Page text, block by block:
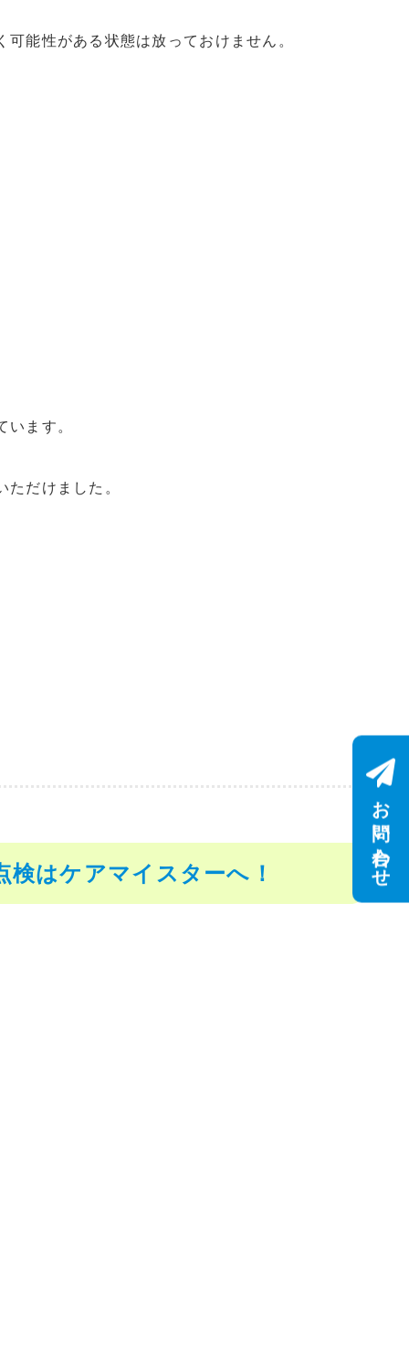
能性がある状態は放っておけません。
ます。
だけました。
はケアマイスターへ！ お問い合わせ